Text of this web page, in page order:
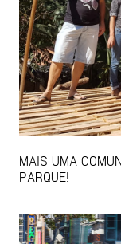
MAIS UMA
PARQUE!